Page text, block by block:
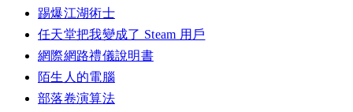
踢爆江湖術士
任天堂把我變成了 Steam 用戶
網際網路禮儀說明書
陌生人的電腦
部落卷演算法